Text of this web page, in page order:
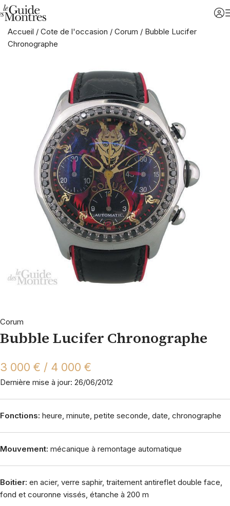
Accueil / Cote de l'occasion / Corum / Bubble Lucifer
Chronographe
Corum
Bubble Lucifer Chronographe
3 000 € / 4 000 €
Dernière mise à jour: 26/06/2012
Fonctions: heure, minute, petite seconde, date, chronographe
Mouvement: mécanique à remontage automatique
Boitier: en acier, verre saphir, traitement antireflet double face,
fond et couronne vissés, étanche à 200 m